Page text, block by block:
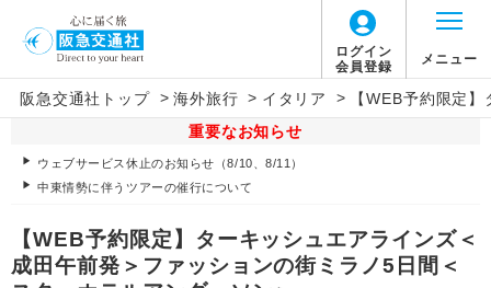
ログイン
会員登録
メニュー
阪急交通社トップ > 海外旅行 > イタリア >
【WEB予約限定
重要なお知らせ
ウェブサービス休止のお知らせ（8/10、8/11）
中東情勢に伴うツアーの催行について
【WEB予約限定】ターキッシュエアラインズ＜
成田午前発＞ファッションの街ミラノ5日間＜